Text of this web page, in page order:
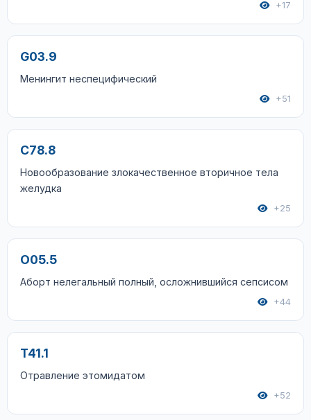
+17
G03.9
Менингит неспецифический
+51
C78.8
Новообразование злокачественное вторичное тела
желудка
+25
O05.5
Аборт нелегальный полный, осложнившийся сепсисом
+44
T41.1
Отравление этомидатом
+52